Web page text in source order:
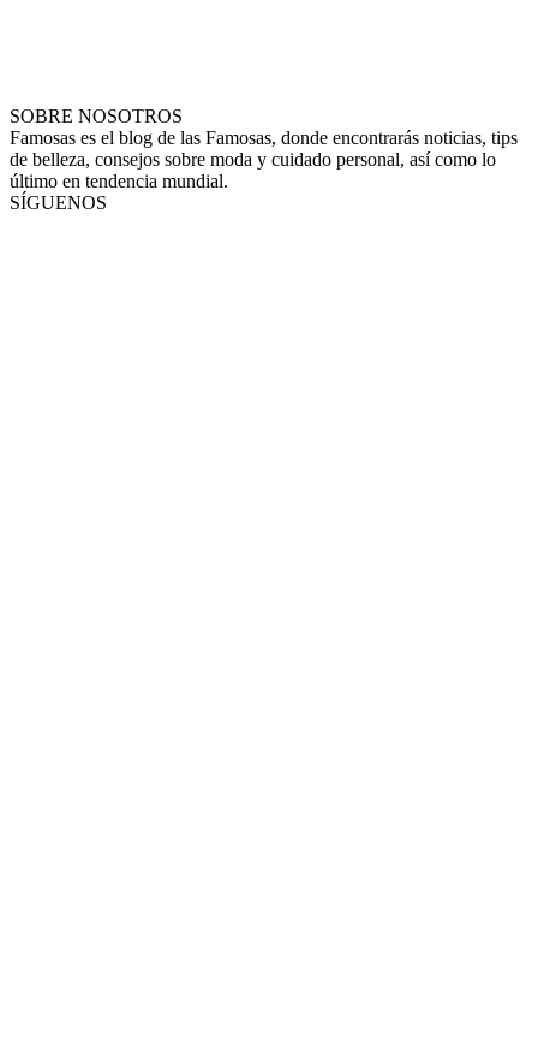
SOBRE NOSOTROS
Famosas es el blog de las Famosas, donde encontrarás noticias, tips
de belleza, consejos sobre moda y cuidado personal, así como lo
último en tendencia mundial.
SÍGUENOS